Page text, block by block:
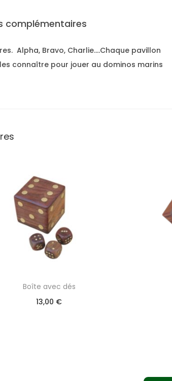
complémentaires
Alpha, Bravo, Charlie….Chaque pavillon
connaître pour jouer au dominos marins
Boîte avec dés
13,00 €